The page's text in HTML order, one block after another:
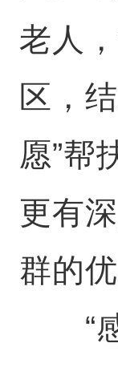
老人
区，
愿”帮
更有
群的
“感